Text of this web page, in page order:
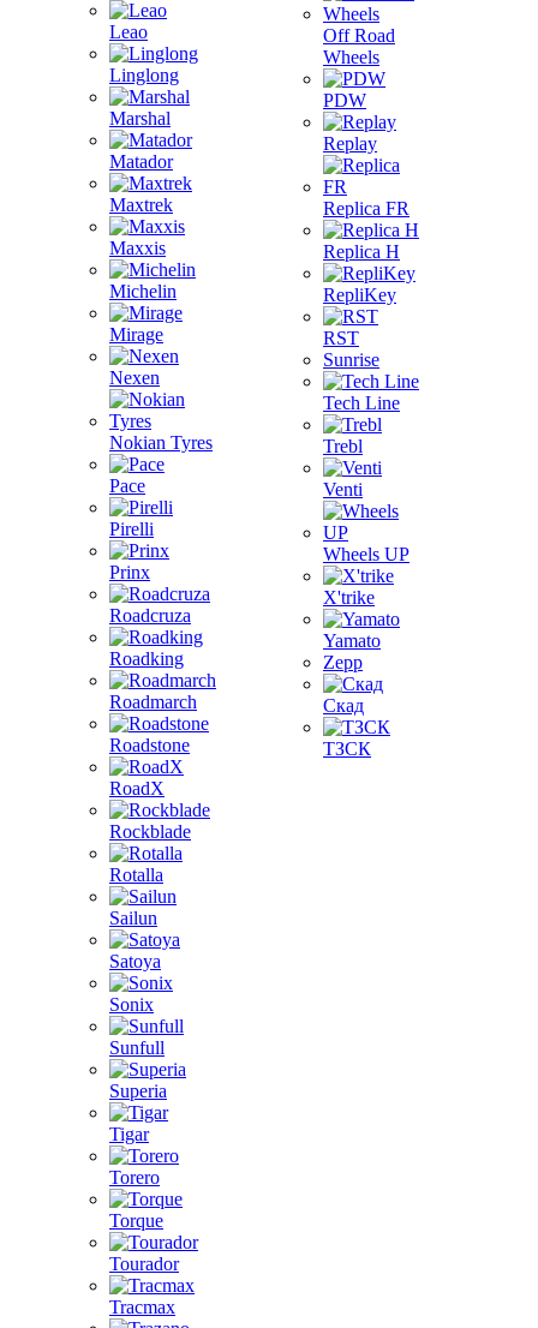
Leao
Linglong
Marshal
Matador
Maxtrek
Maxxis
Michelin
Mirage
Nexen
Nokian Tyres
Pace
Pirelli
Prinx
Roadcruza
Roadking
Roadmarch
Roadstone
RoadX
Rockblade
Rotalla
Sailun
Satoya
Sonix
Sunfull
Superia
Tigar
Torero
Torque
Tourador
Tracmax
Off Road
Wheels
PDW
Replay
Replica FR
Replica H
RepliKey
RST
Sunrise
Tech Line
Trebl
Venti
Wheels UP
X'trike
Yamato
Zepp
Скад
ТЗСК